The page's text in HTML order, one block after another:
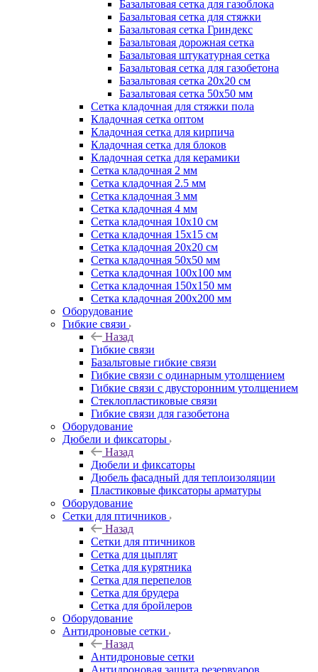
Базальтовая сетка для газоблока
Базальтовая сетка для стяжки
Базальтовая сетка Гриндекс
Базальтовая дорожная сетка
Базальтовая штукатурная сетка
Базальтовая сетка для газобетона
Базальтовая сетка 20x20 см
Базальтовая сетка 50x50 мм
Сетка кладочная для стяжки пола
Кладочная сетка оптом
Кладочная сетка для кирпича
Кладочная сетка для блоков
Кладочная сетка для керамики
Сетка кладочная 2 мм
Сетка кладочная 2.5 мм
Сетка кладочная 3 мм
Сетка кладочная 4 мм
Сетка кладочная 10x10 см
Сетка кладочная 15x15 см
Сетка кладочная 20x20 см
Сетка кладочная 50x50 мм
Сетка кладочная 100x100 мм
Сетка кладочная 150x150 мм
Сетка кладочная 200x200 мм
Оборудование
Гибкие связи
Назад
Гибкие связи
Базальтовые гибкие связи
Гибкие связи с одинарным утолщением
Гибкие связи с двусторонним утолщением
Стеклопластиковые связи
Гибкие связи для газобетона
Оборудование
Дюбели и фиксаторы
Назад
Дюбели и фиксаторы
Дюбель фасадный для теплоизоляции
Пластиковые фиксаторы арматуры
Оборудование
Сетки для птичников
Назад
Сетки для птичников
Сетка для цыплят
Сетка для курятника
Сетка для перепелов
Сетка для брудера
Сетка для бройлеров
Оборудование
Антидроновые сетки
Назад
Антидроновые сетки
Антидроновая защита резервуаров